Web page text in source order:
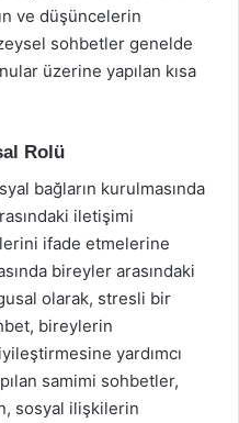
ve düşüncelerin
sohbetler genelde
üzerine yapılan kısa
Rolü
bağların kurulmasında
iletişimi
ifade etmelerine
bireyler arasındaki
olarak, stresli bir
bireylerin
yardımcı
samimi sohbetler,
sosyal ilişkilerin